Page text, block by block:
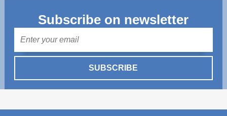
Subscribe on newsletter
SUBSCRIBE